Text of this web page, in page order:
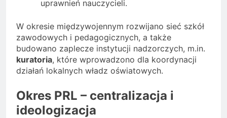
uprawnień nauczycieli.
W okresie międzywojennym rozwijano sieć szkół
zawodowych i pedagogicznych, a także
budowano zaplecze instytucji nadzorczych, m.in.
kuratoria, które wprowadzono dla koordynacji
działań lokalnych władz oświatowych.
Okres PRL – centralizacja i
ideologizacja